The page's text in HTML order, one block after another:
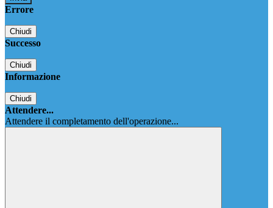
Errore
Chiudi
Successo
Chiudi
Informazione
Chiudi
Attendere...
Attendere il completamento dell'operazione...